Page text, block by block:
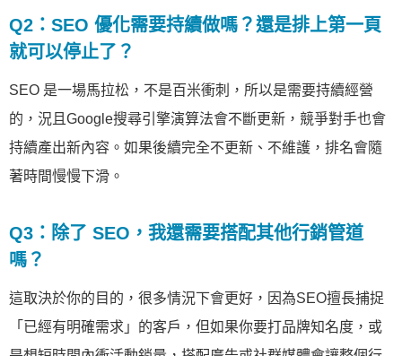
Q2：SEO 優化需要持續做嗎？還是排上第一頁
就可以停止了？
SEO 是一場馬拉松，不是百米衝刺，所以是需要持續經營
的，況且Google搜尋引擎演算法會不斷更新，競爭對手也會
持續產出新內容。如果後續完全不更新、不維護，排名會隨
著時間慢慢下滑。
Q3：除了 SEO，我還需要搭配其他行銷管道
嗎？
這取決於你的目的，很多情況下會更好，因為SEO擅長捕捉
「已經有明確需求」的客戶，但如果你要打品牌知名度，或